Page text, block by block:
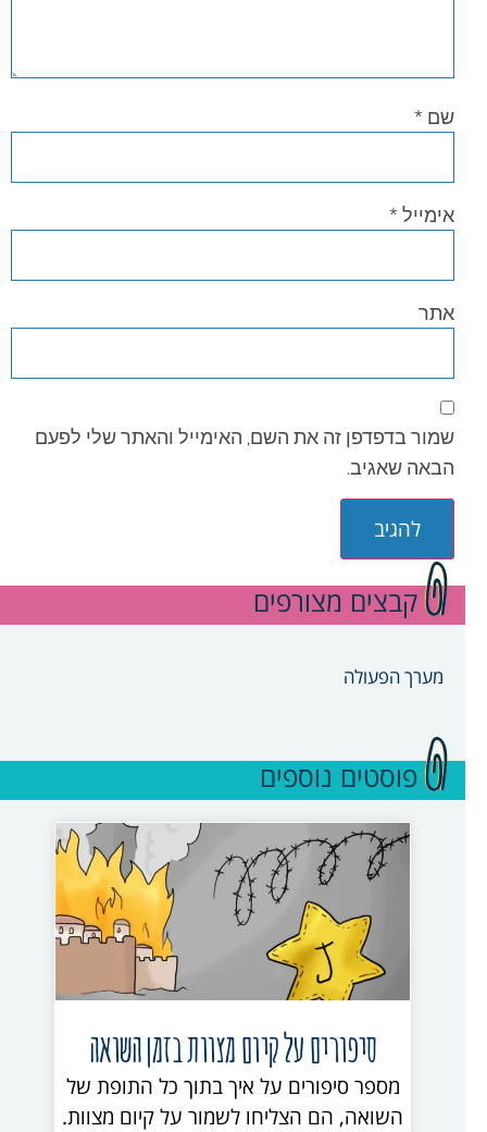
שם *
אימייל *
אתר
שמור בדפדפן זה את השם, האימייל והאתר שלי לפעם
הבאה שאגיב.
קבצים מצורפים
מערך הפעולה
פוסטים נוספים
סיפורים על קיום מצוות בזמן השואה
מספר סיפורים על איך בתוך כל התופת של
השואה, הם הצליחו לשמור על קיום מצוות.